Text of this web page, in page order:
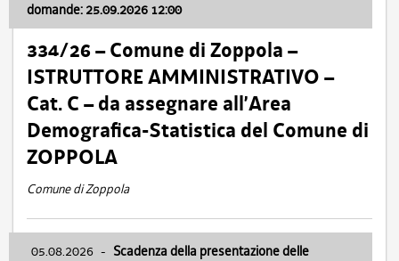
domande: 25.09.2026 12:00
334/26 – Comune di Zoppola –
ISTRUTTORE AMMINISTRATIVO –
Cat. C – da assegnare all’Area
Demografica-Statistica del Comune di
ZOPPOLA
Comune di Zoppola
05.08.2026 - Scadenza della presentazione delle